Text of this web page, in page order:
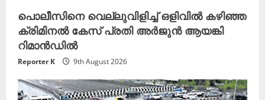
പൊലീസിനെ വെല്ലുവിളിച്ച് ഒളിവിൽ കഴിഞ്ഞ
ക്രിമിനൽ കേസ് പ്രതി അർജുൻ ആയങ്കി
റിമാൻഡിൽ
Reporter K 9th August 2026